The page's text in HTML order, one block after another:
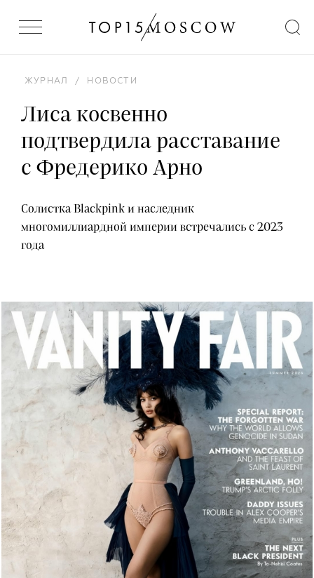
ЖУРНАЛ / НОВОСТИ
Лиса косвенно
подтвердила расставание
с Фредерико Арно
Солистка Blackpink и наследник
многомиллиардной империи встречались с 2023
года